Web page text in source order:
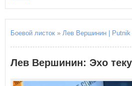
Боевой листок » Лев Вершинин | Putnik
Лев Вершинин: Эхо